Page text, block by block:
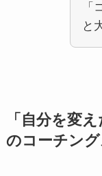
「
と
「自分を変
のコーチン